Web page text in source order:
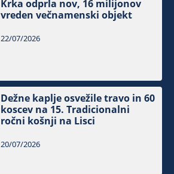
Krka odprla nov, 16 milijonov
vreden večnamenski objekt
22/07/2026
Dežne kaplje osvežile travo in 60
koscev na 15. Tradicionalni
ročni košnji na Lisci
20/07/2026